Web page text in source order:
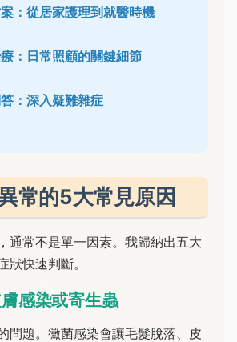
：從居家護理到就醫時機
：日常照顧的關鍵細節
：深入疑難雜症
常的5大常見原因
通常不是單一因素。我歸納出五大
狀快速判斷。
感染或寄生蟲
問題。黴菌感染會讓毛髮脫落、皮